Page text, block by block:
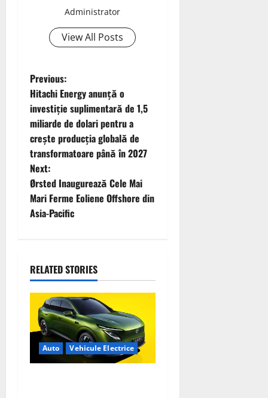
Administrator
View All Posts
P
o
s
t
n
a
i
g
t
i
Previous:
Hitachi Energy anunță o
investiție suplimentară de 1,5
miliarde de dolari pentru a
crește producția globală de
transformatoare până în 2027
Next:
Ørsted Inaugurează Cele Mai
Mari Ferme Eoliene Offshore din
Asia-Pacific
RELATED STORIES
Auto Vehicule Electrice